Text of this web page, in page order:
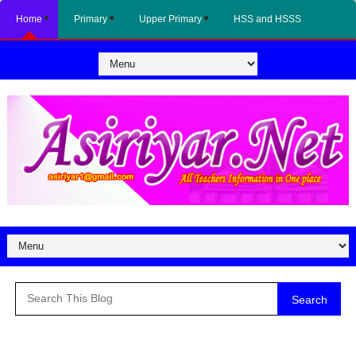
Home Primary Upper Primary HSS and HSSS
Search